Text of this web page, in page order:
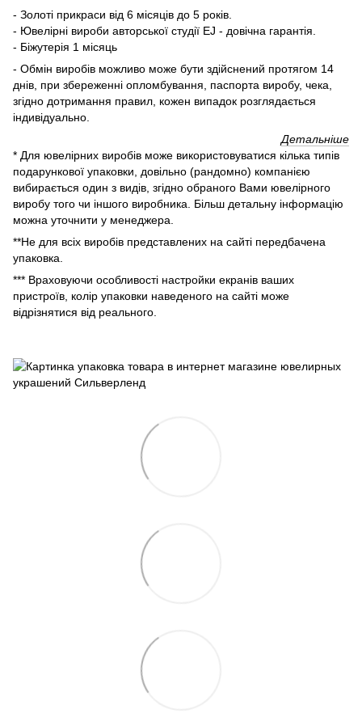
- Золоті прикраси від 6 місяців до 5 років.
- Ювелірні вироби авторської студії EJ - довічна гарантія.
- Біжутерія 1 місяць
- Обмін виробів можливо може бути здійснений протягом 14
днів, при збереженні опломбування, паспорта виробу, чека,
згідно дотримання правил, кожен випадок розглядається
індивідуально.
Детальніше
* Для ювелірних виробів може використовуватися кілька типів
подарункової упаковки, довільно (рандомно) компанією
вибирається один з видів, згідно обраного Вами ювелірного
виробу того чи іншого виробника. Більш детальну інформацію
можна уточнити у менеджера.
**Не для всіх виробів представлених на сайті передбачена
упаковка.
*** Враховуючи особливості настройки екранів ваших
пристроїв, колір упаковки наведеного на сайті може
відрізнятися від реального.